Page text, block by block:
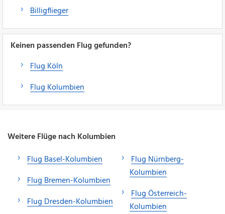
Billigflieger
Keinen passenden Flug gefunden?
Flug Köln
Flug Kolumbien
Weitere Flüge nach Kolumbien
Flug Basel-Kolumbien
Flug Bremen-Kolumbien
Flug Dresden-Kolumbien
Flug Nürnberg-
Kolumbien
Flug Österreich-
Kolumbien